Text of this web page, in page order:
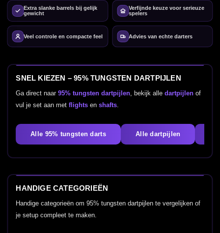
Extra slanke barrels bij gelijk
gewicht
Verfijnde keuze voor serieuze
spelers
Veel controle en compacte feel Advies van echte darters
SNEL KIEZEN – 95% TUNGSTEN DARTPIJLEN
Ga direct naar95% tungsten dartpijlen, bekijk alledartpijlen of
vul je set aan metflights enshafts.
Alle 95% tungsten darts Alle dartpijlen
HANDIGE CATEGORIEËN
Handige categorieën om 95% tungsten dartpijlen te vergelijken of
je setup compleet te maken.